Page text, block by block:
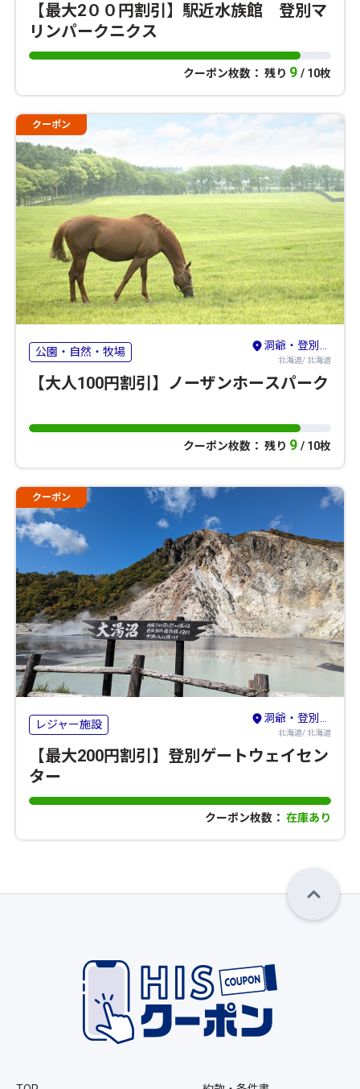
【最大2００円割引】駅近水族館 登別マ
リンパークニクス
クーポン枚数： 残り 9 / 10枚
クーポン
公園・自然・牧場 洞爺・登別・苫小牧・室蘭
北海道/ 北海道
【大人100円割引】ノーザンホースパーク
クーポン枚数： 残り 9 / 10枚
クーポン
レジャー施設 洞爺・登別・苫小牧・室蘭
北海道/ 北海道
【最大200円割引】登別ゲートウェイセン
ター
クーポン枚数： 在庫あり